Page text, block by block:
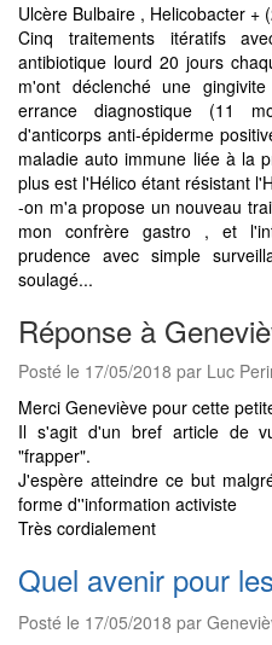
Ulcère Bulbaire , Helicobacter +
Cinq traitements itératifs
antibiotique lourd 20 jours
m'ont déclenché une
errance diagnostique (11
d'anticorps anti-épiderme
maladie auto immune liée à la
plus est l'Hélico étant résistant
-on m'a propose un nouveau
mon confrère gastro , et
prudence avec simple
soulagé...
Réponse à
Posté le 17/05/2018 par Luc
Merci Geneviève pour cette
Il s'agit d'un bref article de
"frapper".
J'espère atteindre ce but
forme d''information activiste
Très cordialement
Quel avenir pour
Posté le 17/05/2018 par